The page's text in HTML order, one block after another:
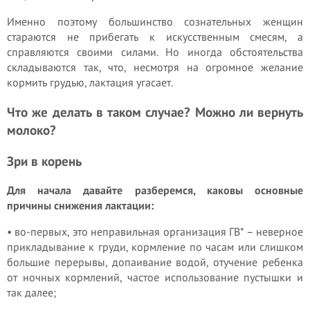
Именно поэтому большинство сознательных женщин
стараются не прибегать к искусственным смесям, а
справляются своими силами. Но иногда обстоятельства
складываются так, что, несмотря на огромное желание
кормить грудью, лактация угасает.
Что же делать в таком случае? Можно ли вернуть
молоко?
Зри в корень
Для начала давайте разберемся, каковы основные
причины снижения лактации:
• во-первых, это неправильная организация ГВ* – неверное
прикладывание к груди, кормление по часам или слишком
большие перерывы, допаивание водой, отучение ребенка
от ночных кормлений, частое использование пустышки и
так далее;